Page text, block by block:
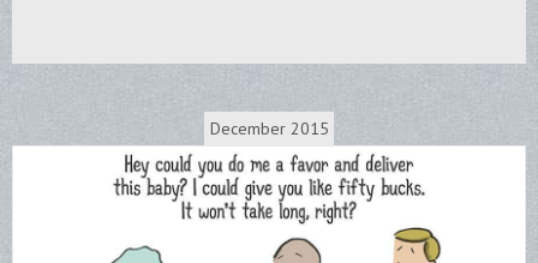
December 2015